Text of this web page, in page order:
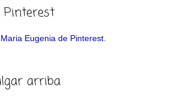
Pinterest
Eugenia de Pinterest.
arriba